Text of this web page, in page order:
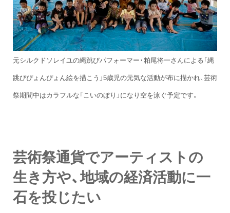
元シルクドソレイユの縄跳びパフォーマー・粕尾将一さんによる「縄
跳びぴょんぴょん絵を描こう」5歳児の元気な活動が布に描かれ、芸術
祭期間中はカラフルな「こいのぼり」になり空を泳ぐ予定です。
芸術祭通貨でアーティストの
生き方や、地域の経済活動に一
石を投じたい